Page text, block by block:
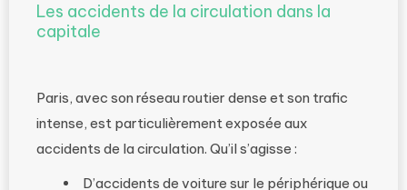
Les accidents de la circulation dans la
capitale
Paris, avec son réseau routier dense et son trafic
intense, est particulièrement exposée aux
accidents de la circulation. Qu’il s’agisse :
D’accidents de voiture sur le périphérique ou